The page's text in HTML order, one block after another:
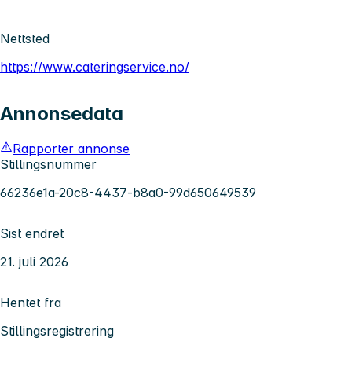
Nettsted
https://www.cateringservice.no/
Annonsedata
Rapporter annonse
Stillingsnummer
66236e1a-20c8-4437-b8a0-99d650649539
Sist endret
21. juli 2026
Hentet fra
Stillingsregistrering